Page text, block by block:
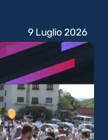
9 Luglio 2026